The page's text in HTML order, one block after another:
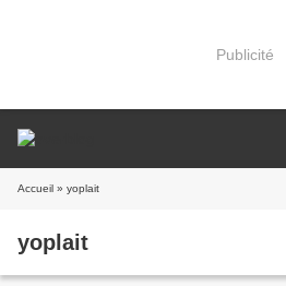
Publicité
Accueil » yoplait
yoplait